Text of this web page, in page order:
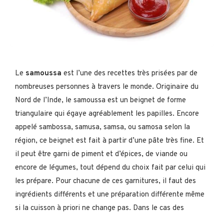
Le samoussa est l’une des recettes très prisées par de
nombreuses personnes à travers le monde. Originaire du
Nord de l’Inde, le samoussa est un beignet de forme
triangulaire qui égaye agréablement les papilles. Encore
appelé sambossa, samusa, samsa, ou samosa selon la
région, ce beignet est fait à partir d’une pâte très fine. Et
il peut être garni de piment et d’épices, de viande ou
encore de légumes, tout dépend du choix fait par celui qui
les prépare. Pour chacune de ces garnitures, il faut des
ingrédients différents et une préparation différente même
si la cuisson à priori ne change pas. Dans le cas des